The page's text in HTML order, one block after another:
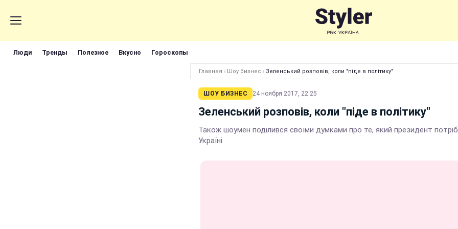
Люди Тренды Полезное Вкусно Гороскопы
Главная › Шоу бизнес › Зеленський розповів, коли "піде в політику"
ШОУ БИЗНЕС 24 ноября 2017, 22:25
Зеленський розповів, коли "піде в політику"
Також шоумен поділився своїми думками про те, який президент
Україні